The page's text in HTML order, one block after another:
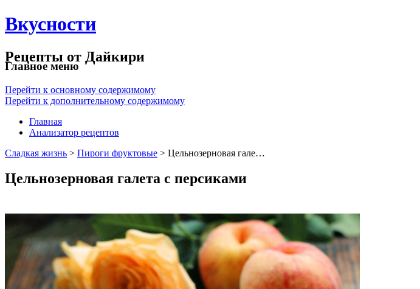
Вкусности
Рецепты от Дайкири
Главное меню
Перейти к основному содержимому
Перейти к дополнительному содержимому
Главная
Анализатор рецептов
Сладкая жизнь > Пироги фруктовые > Цельнозерновая гале…
Цельнозерновая галета с персиками